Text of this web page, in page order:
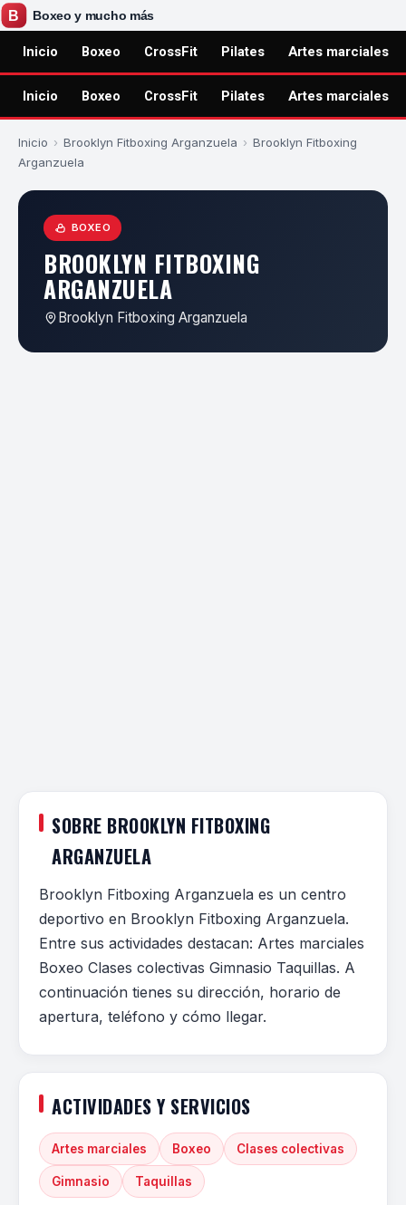
Inicio Boxeo CrossFit Pilates Artes marciales
Inicio Boxeo CrossFit Pilates Artes marciales
Inicio › Brooklyn Fitboxing Arganzuela › Brooklyn Fitboxing
Arganzuela
BOXEO
BROOKLYN FITBOXING
ARGANZUELA
Brooklyn Fitboxing Arganzuela
SOBRE BROOKLYN FITBOXING
ARGANZUELA
Brooklyn Fitboxing Arganzuela es un centro
deportivo en Brooklyn Fitboxing Arganzuela.
Entre sus actividades destacan: Artes marciales
Boxeo Clases colectivas Gimnasio Taquillas. A
continuación tienes su dirección, horario de
apertura, teléfono y cómo llegar.
ACTIVIDADES Y SERVICIOS
Artes marciales Boxeo Clases colectivas
Gimnasio Taquillas